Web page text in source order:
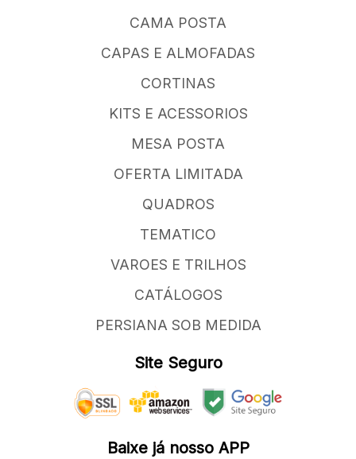
CAMA POSTA
CAPAS E ALMOFADAS
CORTINAS
KITS E ACESSORIOS
MESA POSTA
OFERTA LIMITADA
QUADROS
TEMATICO
VAROES E TRILHOS
CATÁLOGOS
PERSIANA SOB MEDIDA
Site Seguro
Baixe já nosso APP